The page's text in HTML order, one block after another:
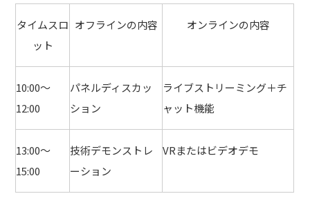
タイムスロ
ット
オフラインの内容 オンラインの内容
10:00〜
12:00
パネルディスカッ
ション
ライブストリーミング＋チ
ャット機能
13:00〜
15:00
技術デモンストレ
ーション
VRまたはビデオデモ